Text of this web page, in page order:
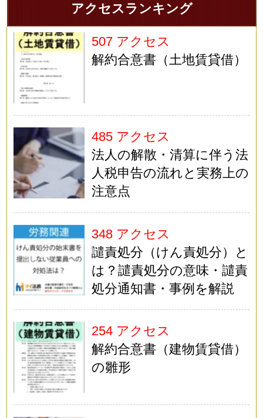
アクセスランキング
507 アクセス
解約合意書（土地賃貸借）
485 アクセス
法人の解散・清算に伴う法
人税申告の流れと実務上の
注意点
348 アクセス
譴責処分（けん責処分）と
は？譴責処分の意味・譴責
処分通知書・事例を解説
254 アクセス
解約合意書（建物賃貸借）
の雛形